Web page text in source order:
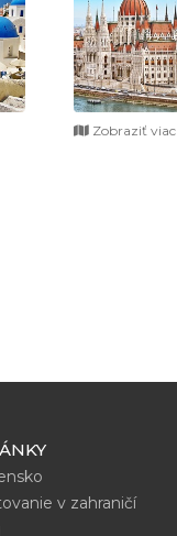
Zobraziť viac
v zahraničí